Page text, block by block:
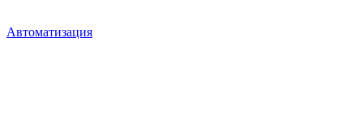
Автоматизация